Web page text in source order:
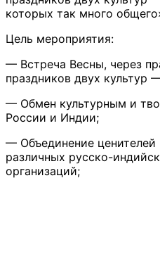
которых так много
Цель мероприятия:
— Встреча Весны, через
праздников двух культур
— Обмен культурным и
России и Индии;
— Объединение
различных русско-
организаций;